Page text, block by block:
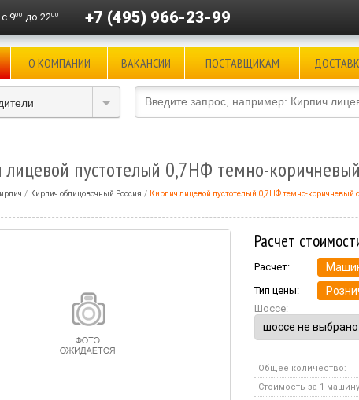
900 до 2200 +7 (495) 966-23-99
О КОМПАНИИ ВАКАНСИИ ПОСТАВЩИКАМ
лицевой пустотелый 0,7НФ темно-
Кирпич облицовочный Россия Кирпич лицевой пустотелый 0,7НФ темно-
Расчет
Расчет:
Тип цены:
Шоссе:
Общее количество:
Стоимость за 1